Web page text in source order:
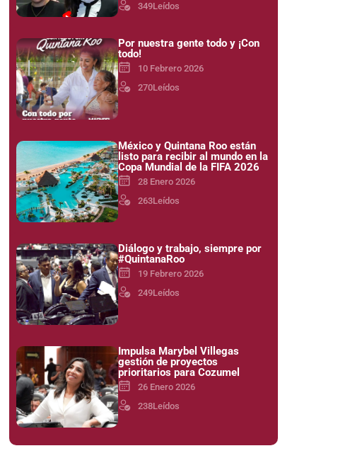
349Leídos
Por nuestra gente todo y ¡Con
todo!
10 Febrero 2026
270Leídos
México y Quintana Roo están
listo para recibir al mundo en la
Copa Mundial de la FIFA 2026
28 Enero 2026
263Leídos
Diálogo y trabajo, siempre por
#QuintanaRoo
19 Febrero 2026
249Leídos
Impulsa Marybel Villegas
gestión de proyectos
prioritarios para Cozumel
26 Enero 2026
238Leídos